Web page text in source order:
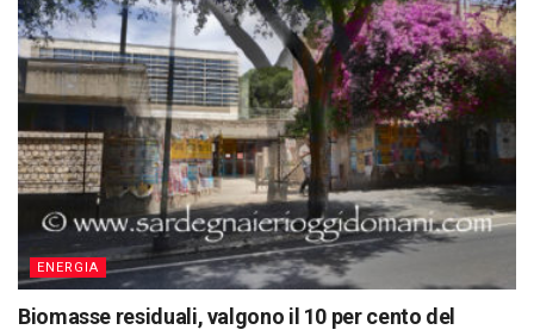
ENERGIA
Biomasse residuali, valgono il 10 per cento del